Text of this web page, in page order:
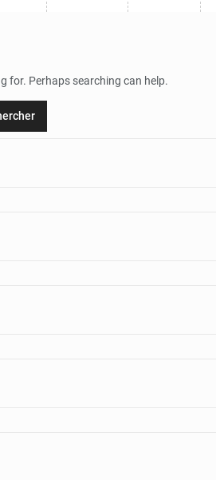
for. Perhaps searching can help.